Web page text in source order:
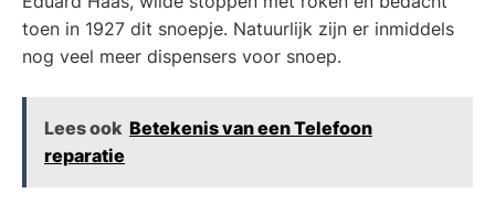
toen in 1927 dit snoepje. Natuurlijk zijn er inmiddels
nog veel meer dispensers voor snoep.
Lees ook Betekenis van een Telefoon
reparatie